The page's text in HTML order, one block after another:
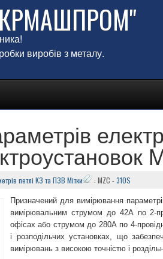
виробів з металу.
петлі КЗ та ПЗВ Мітки : MZC -310S
Призначений для вимірювання
вимірювальним струмом до 42А по 2-
офісах або струмом до 280А по 4-
і розподільчих установках, що
вимірювань з високою точністю і